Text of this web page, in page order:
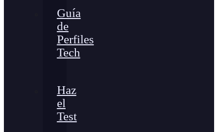
Guía
de
Perfiles
Tech
Haz
el
Test